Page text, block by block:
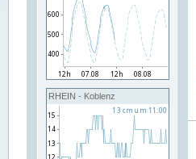
RHEIN - Koblenz